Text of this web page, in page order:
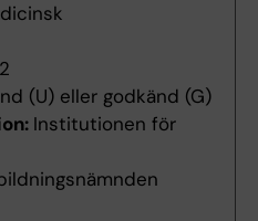
(U) eller godkänd (G)
Institutionen för